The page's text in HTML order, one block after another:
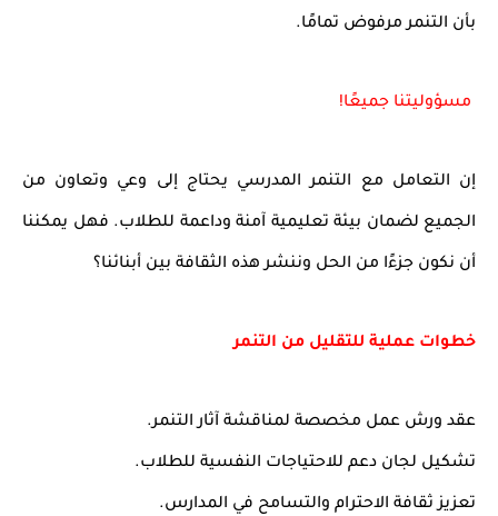
بأن التنمر مرفوض تمامًا.
مسؤوليتنا جميعًا!
إن التعامل مع التنمر المدرسي يحتاج إلى وعي وتعاون من
الجميع لضمان بيئة تعليمية آمنة وداعمة للطلاب. فهل يمكننا
أن نكون جزءًا من الحل وننشر هذه الثقافة بين أبنائنا؟
خطوات عملية للتقليل من التنمر
عقد ورش عمل مخصصة لمناقشة آثار التنمر.
تشكيل لجان دعم للاحتياجات النفسية للطلاب.
تعزيز ثقافة الاحترام والتسامح في المدارس.